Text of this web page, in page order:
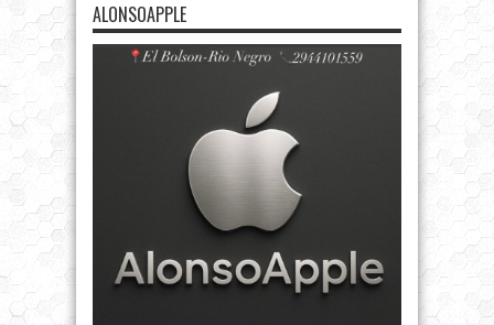
ALONSOAPPLE